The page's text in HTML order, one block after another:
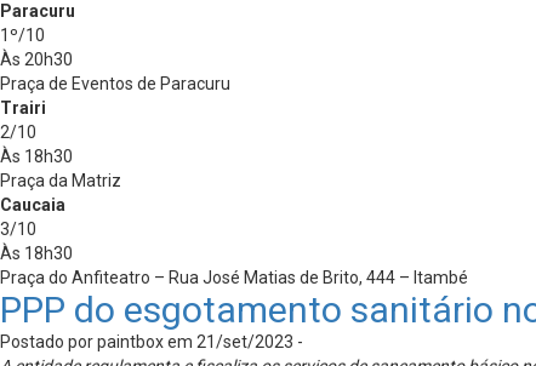
Paracuru
1º/10
Às 20h30
Praça de Eventos de Paracuru
Trairi
2/10
Às 18h30
Praça da Matriz
Caucaia
3/10
Às 18h30
Praça do Anfiteatro – Rua José Matias de Brito, 444 – Itambé
PPP do esgotamento sanitário
Postado por paintbox em 21/set/2023 -